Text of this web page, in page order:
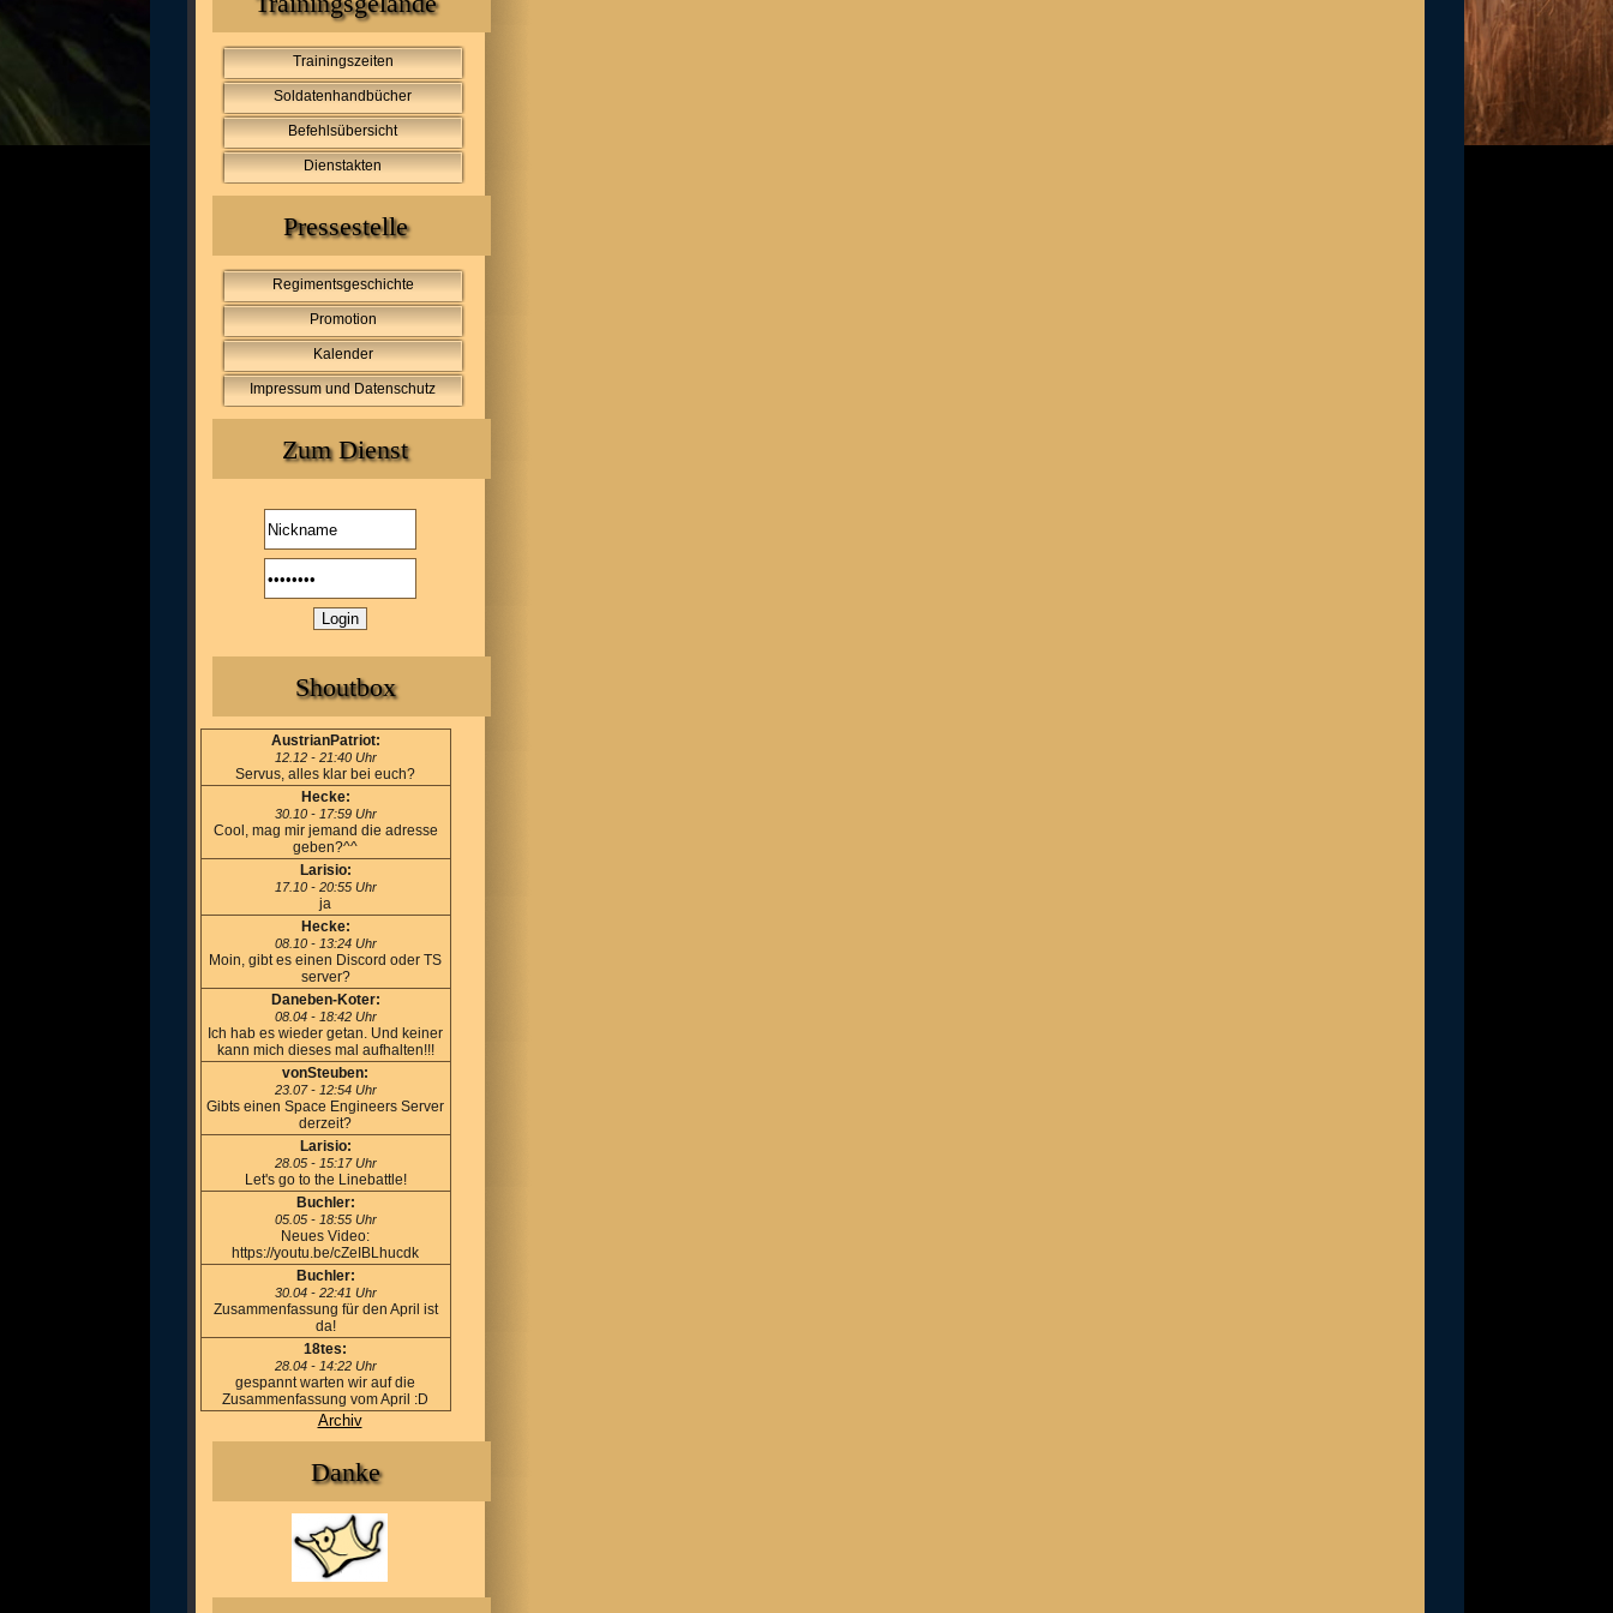
Trainingszeiten
Soldatenhandbücher
Befehlsübersicht
Dienstakten
Pressestelle
Regimentsgeschichte
Promotion
Kalender
Impressum und Datenschutz
Zum Dienst
Shoutbox
AustrianPatriot:
12.12 - 21:40 Uhr
Servus, alles klar bei euch?
Hecke:
30.10 - 17:59 Uhr
Cool, mag mir jemand die adresse
geben?^^
Larisio:
17.10 - 20:55 Uhr
ja
Hecke:
08.10 - 13:24 Uhr
Moin, gibt es einen Discord oder TS
server?
Daneben-Koter:
08.04 - 18:42 Uhr
Ich hab es wieder getan. Und keiner
kann mich dieses mal aufhalten!!!
vonSteuben:
23.07 - 12:54 Uhr
Gibts einen Space Engineers Server
derzeit?
Larisio:
28.05 - 15:17 Uhr
Let's go to the Linebattle!
Buchler:
05.05 - 18:55 Uhr
Neues Video:
https://youtu.be/cZeIBLhucdk
Buchler:
30.04 - 22:41 Uhr
Zusammenfassung für den April ist
da!
18tes:
28.04 - 14:22 Uhr
gespannt warten wir auf die
Zusammenfassung vom April :D
Archiv
Danke